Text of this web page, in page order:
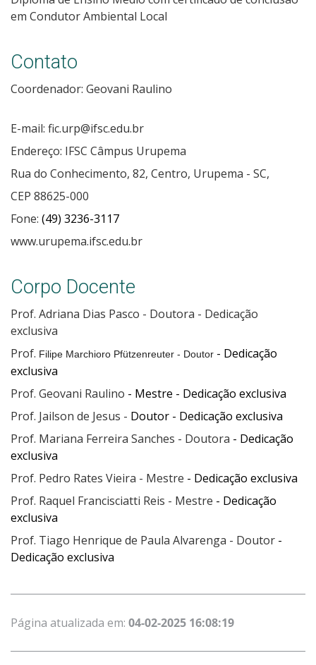
em Condutor Ambiental Local
Contato
Coordenador: Geovani Raulino
E-mail: fic.urp@ifsc.edu.br
Endereço: IFSC Câmpus Urupema
Rua do Conhecimento, 82, Centro, Urupema - SC,
CEP 88625-000
Fone: (49) 3236-3117
www.urupema.ifsc.edu.br
Corpo Docente
Prof. Adriana Dias Pasco - Doutora - Dedicação
exclusiva
Prof. Filipe Marchioro Pfützenreuter - Doutor - Dedicação
exclusiva
Prof. Geovani Raulino - Mestre - Dedicação exclusiva
Prof. Jailson de Jesus - Doutor - Dedicação exclusiva
Prof. Mariana Ferreira Sanches - Doutora - Dedicação
exclusiva
Prof. Pedro Rates Vieira - Mestre - Dedicação exclusiva
Prof. Raquel Francisciatti Reis - Mestre - Dedicação
exclusiva
Prof. Tiago Henrique de Paula Alvarenga - Doutor -
Dedicação exclusiva
Página atualizada em: 04-02-2025 16:08:19